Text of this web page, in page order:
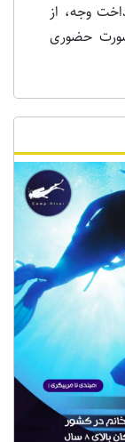
وجه، از
حضوری